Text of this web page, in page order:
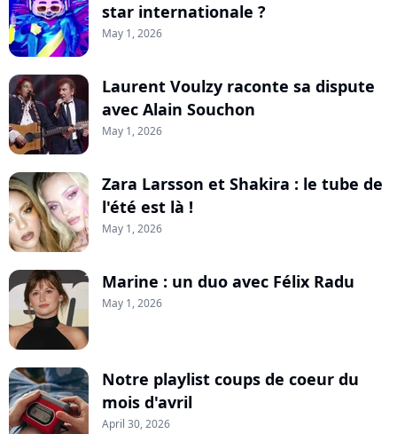
star internationale ?
May 1, 2026
Laurent Voulzy raconte sa dispute
avec Alain Souchon
May 1, 2026
Zara Larsson et Shakira : le tube de
l'été est là !
May 1, 2026
Marine : un duo avec Félix Radu
May 1, 2026
Notre playlist coups de coeur du
mois d'avril
April 30, 2026